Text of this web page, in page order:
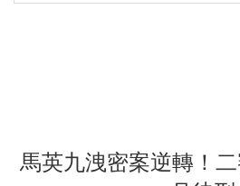
馬英九洩密案逆轉！